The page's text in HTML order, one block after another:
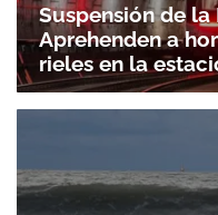
Suspensión de la
Aprehenden a
rieles en la